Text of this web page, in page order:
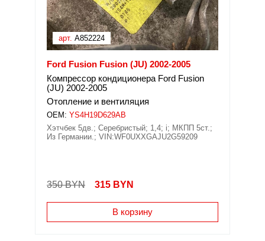
арт. A852224
Ford Fusion Fusion (JU) 2002-2005
Компрессор кондиционера Ford Fusion
(JU) 2002-2005
Отопление и вентиляция
OEM: YS4H19D629AB
Хэтчбек 5дв.; Серебристый; 1,4; i; МКПП 5ст.;
Из Германии.; VIN:WF0UXXGAJU2G59209
350 BYN 315 BYN
В корзину